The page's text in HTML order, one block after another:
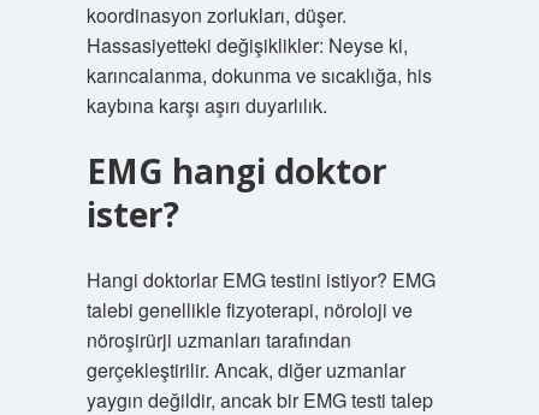
koordinasyon zorlukları, düşer.
Hassasiyetteki değişiklikler: Neyse ki,
karıncalanma, dokunma ve sıcaklığa, his
kaybına karşı aşırı duyarlılık.
EMG hangi doktor
ister?
Hangi doktorlar EMG testini istiyor? EMG
talebi genellikle fizyoterapi, nöroloji ve
nöroşirürji uzmanları tarafından
gerçekleştirilir. Ancak, diğer uzmanlar
yaygın değildir, ancak bir EMG testi talep